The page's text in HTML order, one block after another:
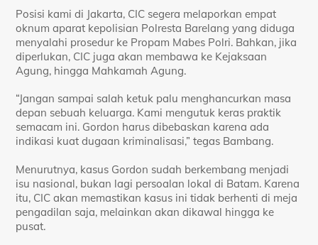
Posisi kami di Jakarta, CIC segera melaporkan empat
oknum aparat kepolisian Polresta Barelang yang diduga
menyalahi prosedur ke Propam Mabes Polri. Bahkan, jika
diperlukan, CIC juga akan membawa ke Kejaksaan
Agung, hingga Mahkamah Agung.
“Jangan sampai salah ketuk palu menghancurkan masa
depan sebuah keluarga. Kami mengutuk keras praktik
semacam ini. Gordon harus dibebaskan karena ada
indikasi kuat dugaan kriminalisasi,” tegas Bambang.
Menurutnya, kasus Gordon sudah berkembang menjadi
isu nasional, bukan lagi persoalan lokal di Batam. Karena
itu, CIC akan memastikan kasus ini tidak berhenti di meja
pengadilan saja, melainkan akan dikawal hingga ke
pusat.